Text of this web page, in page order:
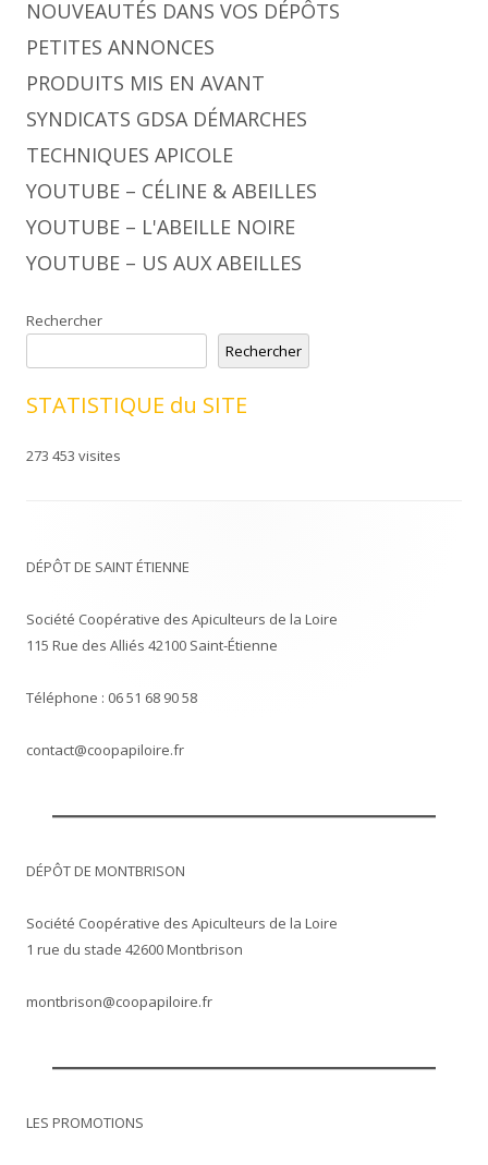
NOUVEAUTÉS DANS VOS DÉPÔTS
PETITES ANNONCES
PRODUITS MIS EN AVANT
SYNDICATS GDSA DÉMARCHES
TECHNIQUES APICOLE
YOUTUBE – CÉLINE & ABEILLES
YOUTUBE – L'ABEILLE NOIRE
YOUTUBE – US AUX ABEILLES
Rechercher
Rechercher
STATISTIQUE du SITE
273 453 visites
DÉPÔT DE SAINT ÉTIENNE
Société Coopérative des Apiculteurs de la Loire
115 Rue des Alliés 42100 Saint-Étienne
Téléphone : 06 51 68 90 58
contact@coopapiloire.fr
DÉPÔT DE MONTBRISON
Société Coopérative des Apiculteurs de la Loire
1 rue du stade 42600 Montbrison
montbrison@coopapiloire.fr
LES PROMOTIONS